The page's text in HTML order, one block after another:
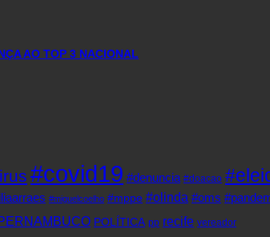
AO TOP 3 NACIONAL
#covid19 #denuncia #doacao
#miguelcoelho #mppe #olinda #oms
POLÍTICA pp recife vereador